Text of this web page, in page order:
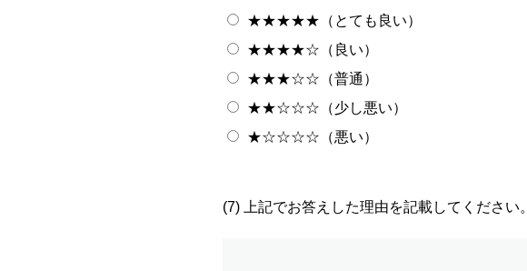
★★★★★（とても良い）
★★★★☆（良い）
★★★☆☆（普通）
★★☆☆☆（少し悪い）
★☆☆☆☆（悪い）
(7) 上記でお答えした理由を記載してください。